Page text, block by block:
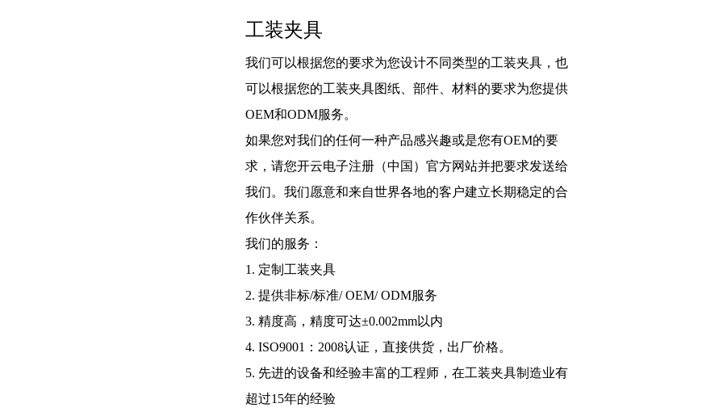
工装夹具
我们可以根据您的要求为您设计不同类型的工装夹具，也
可以根据您的工装夹具图纸、部件、材料的要求为您提供
OEM和ODM服务。
如果您对我们的任何一种产品感兴趣或是您有OEM的要
求，请您开云电子注册（中国）官方网站并把要求发送给
我们。我们愿意和来自世界各地的客户建立长期稳定的合
作伙伴关系。
我们的服务：
1. 定制工装夹具
2. 提供非标/标准/ OEM/ ODM服务
3. 精度高，精度可达±0.002mm以内
4. ISO9001：2008认证，直接供货，出厂价格。
5. 先进的设备和经验丰富的工程师，在工装夹具制造业有
超过15年的经验